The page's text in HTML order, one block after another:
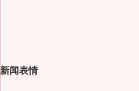
新闻表情